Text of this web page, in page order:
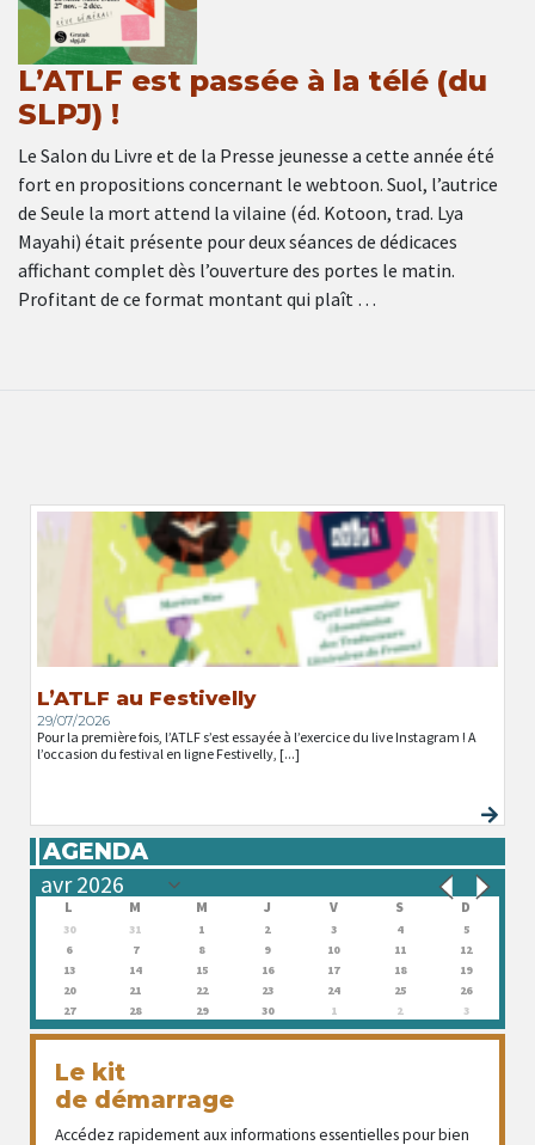
L’ATLF est passée à la télé (du
SLPJ) !
Le Salon du Livre et de la Presse jeunesse a cette année été
fort en propositions concernant le webtoon. Suol, l’autrice
de Seule la mort attend la vilaine (éd. Kotoon, trad. Lya
Mayahi) était présente pour deux séances de dédicaces
affichant complet dès l’ouverture des portes le matin.
Profitant de ce format montant qui plaît …
L’ATLF au Festivelly
29/07/2026
Pour la première fois, l’ATLF s’est essayée à l’exercice du live Instagram ! A
l’occasion du festival en ligne Festivelly, [...]
AGENDA
L M M J V S D
30 31 1 2 3 4
5
6
7 8 9 10 11
12
13
14 15 16 17 18
19
20
21 22 23 24 25
26
27
28 29 30 1 2 3
Le kit
de démarrage
Accédez rapidement aux informations essentielles pour bien